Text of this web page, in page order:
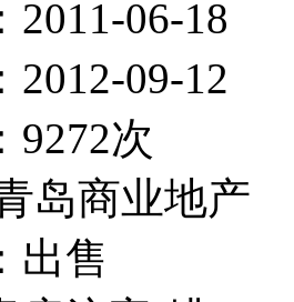
2011-06-18
2012-09-12
9272次
岛商业地产
出售